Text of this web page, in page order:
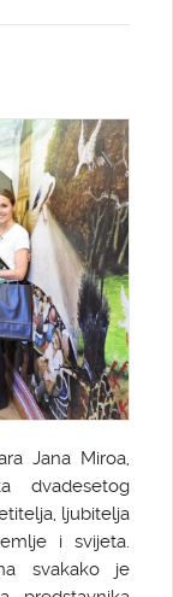
Jana Miroa,
dvadesetog
ljubitelja
i svijeta.
svakako je